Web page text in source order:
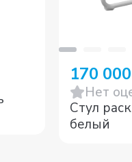
170 000
Нет
Стул
белый